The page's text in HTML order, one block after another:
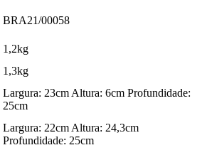
BRA21/00058
1,2kg
1,3kg
Largura: 23cm Altura: 6cm Profundidade:
25cm
Largura: 22cm Altura: 24,3cm
Profundidade: 25cm